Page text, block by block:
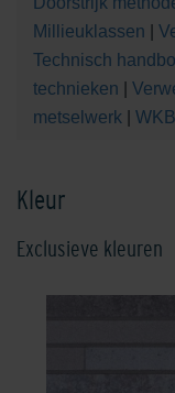
Millieuklassen
Technisch
technieken
metselwerk
Kleur
Exclusieve kleuren